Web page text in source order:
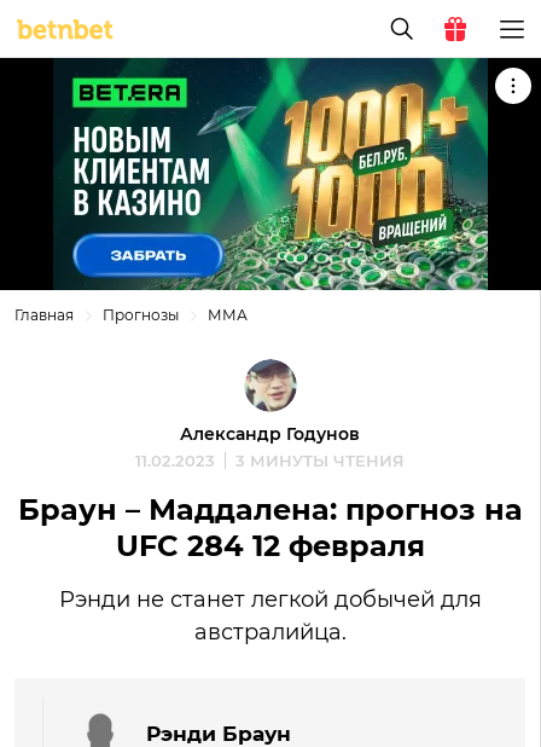
Главная Прогнозы ММА
Александр Годунов
11.02.2023 3 МИНУТЫ ЧТЕНИЯ
Браун – Маддалена: прогноз на
UFC 284 12 февраля
Рэнди не станет легкой добычей для
австралийца.
Рэнди Браун